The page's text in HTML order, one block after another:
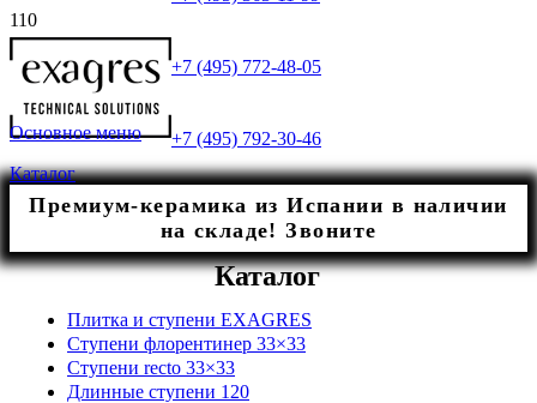
+7 (495) 772-48-05
+7 (495) 792-30-46
Основное меню
Каталог
Премиум-керамика из Испании в наличии
на складе! Звоните
Каталог
Плитка и ступени EXAGRES
Ступени флорентинер 33×33
Ступени recto 33×33
Длинные ступени 120